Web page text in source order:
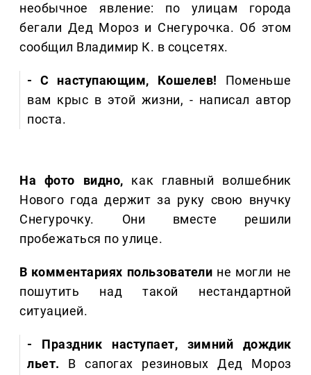
необычное явление: по улицам города
бегали Дед Мороз и Снегурочка. Об этом
сообщил Владимир К. в соцсетях.
- С наступающим, Кошелев! Поменьше
вам крыс в этой жизни, - написал автор
поста.
На фото видно, как главный волшебник
Нового года держит за руку свою внучку
Снегурочку. Они вместе решили
пробежаться по улице.
В комментариях пользователи не могли не
пошутить над такой нестандартной
ситуацией.
- Праздник наступает, зимний дождик
льет. В сапогах резиновых Дед Мороз